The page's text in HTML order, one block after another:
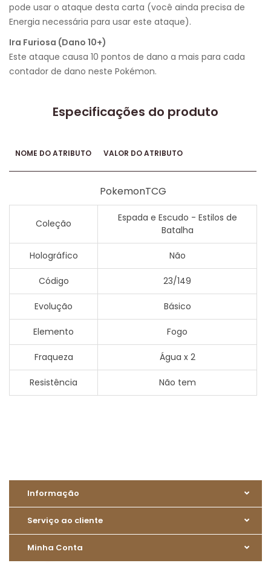
pode usar o ataque desta carta (você ainda precisa de
Energia necessária para usar este ataque).
Ira Furiosa (Dano 10+)
Este ataque causa 10 pontos de dano a mais para cada
contador de dano neste Pokémon.
Especificações do produto
NOME DO ATRIBUTO VALOR DO ATRIBUTO
PokemonTCG
Coleção
Espada e Escudo - Estilos de
Batalha
Holográfico Não
Código 23/149
Evolução Básico
Elemento Fogo
Fraqueza Água x 2
Resistência Não tem
Informação
Serviço ao cliente
Minha Conta